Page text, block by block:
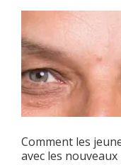
Comment les
avec les